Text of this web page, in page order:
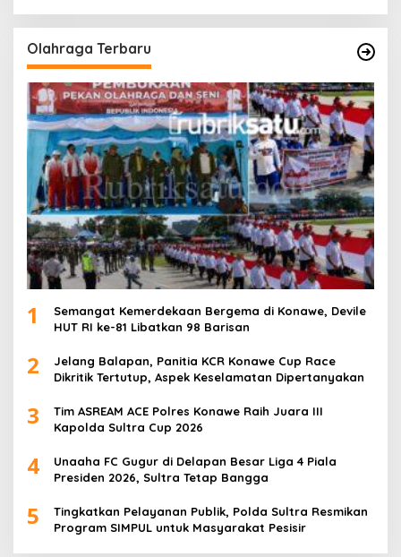
Olahraga Terbaru
1
Semangat Kemerdekaan Bergema di Konawe, Devile
HUT RI ke-81 Libatkan 98 Barisan
2
Jelang Balapan, Panitia KCR Konawe Cup Race
Dikritik Tertutup, Aspek Keselamatan Dipertanyakan
3
Tim ASREAM ACE Polres Konawe Raih Juara III
Kapolda Sultra Cup 2026
4
Unaaha FC Gugur di Delapan Besar Liga 4 Piala
Presiden 2026, Sultra Tetap Bangga
5
Tingkatkan Pelayanan Publik, Polda Sultra Resmikan
Program SIMPUL untuk Masyarakat Pesisir